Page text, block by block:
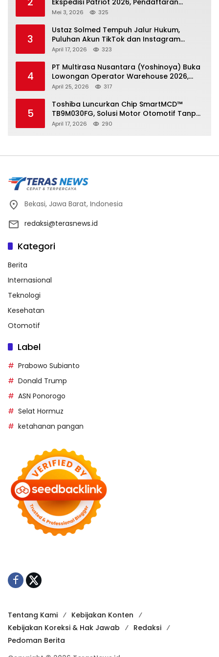
Ditutup 21 Mei
Mei 3, 2026 325
3
Ustaz Solmed Tempuh Jalur Hukum,
Puluhan Akun TikTok dan Instagram
Dilaporkan atas Tuduhan Fitnah
April 17, 2026 323
4
PT Multirasa Nusantara (Yoshinoya) Buka
Lowongan Operator Warehouse 2026,
Penempatan CK Bekasi
April 25, 2026 317
5
Toshiba Luncurkan Chip SmartMCD™
TB9M030FG, Solusi Motor Otomotif Tanpa
Sensor di Kecepatan Nol
April 17, 2026 290
Bekasi, Jawa Barat, Indonesia
redaksi@terasnews.id
Kategori
Berita
Internasional
Teknologi
Kesehatan
Otomotif
Label
Prabowo Subianto
Donald Trump
ASN Ponorogo
Selat Hormuz
ketahanan pangan
Tentang Kami
Kebijakan Konten
Kebijakan Koreksi & Hak Jawab
Redaksi
Pedoman Berita